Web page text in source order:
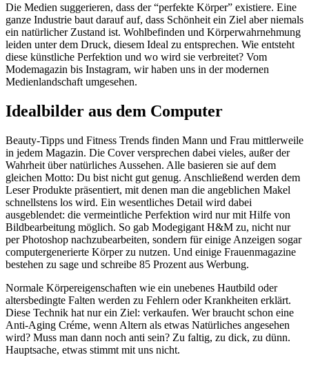
Die Medien suggerieren, dass der “perfekte Körper” existiere. Eine
ganze Industrie baut darauf auf, dass Schönheit ein Ziel aber niemals
ein natürlicher Zustand ist. Wohlbefinden und Körperwahrnehmung
leiden unter dem Druck, diesem Ideal zu entsprechen. Wie entsteht
diese künstliche Perfektion und wo wird sie verbreitet? Vom
Modemagazin bis Instagram, wir haben uns in der modernen
Medienlandschaft umgesehen.
Idealbilder aus dem Computer
Beauty-Tipps und Fitness Trends finden Mann und Frau mittlerweile
in jedem Magazin. Die Cover versprechen dabei vieles, außer der
Wahrheit über natürliches Aussehen. Alle basieren sie auf dem
gleichen Motto: Du bist nicht gut genug. Anschließend werden dem
Leser Produkte präsentiert, mit denen man die angeblichen Makel
schnellstens los wird. Ein wesentliches Detail wird dabei
ausgeblendet: die vermeintliche Perfektion wird nur mit Hilfe von
Bildbearbeitung möglich. So gab Modegigant H&M zu, nicht nur
per Photoshop nachzubearbeiten, sondern für einige Anzeigen sogar
computergenerierte Körper zu nutzen. Und einige Frauenmagazine
bestehen zu sage und schreibe 85 Prozent aus Werbung.
Normale Körpereigenschaften wie ein unebenes Hautbild oder
altersbedingte Falten werden zu Fehlern oder Krankheiten erklärt.
Diese Technik hat nur ein Ziel: verkaufen. Wer braucht schon eine
Anti-Aging Créme, wenn Altern als etwas Natürliches angesehen
wird? Muss man dann noch anti sein? Zu faltig, zu dick, zu dünn.
Hauptsache, etwas stimmt mit uns nicht.